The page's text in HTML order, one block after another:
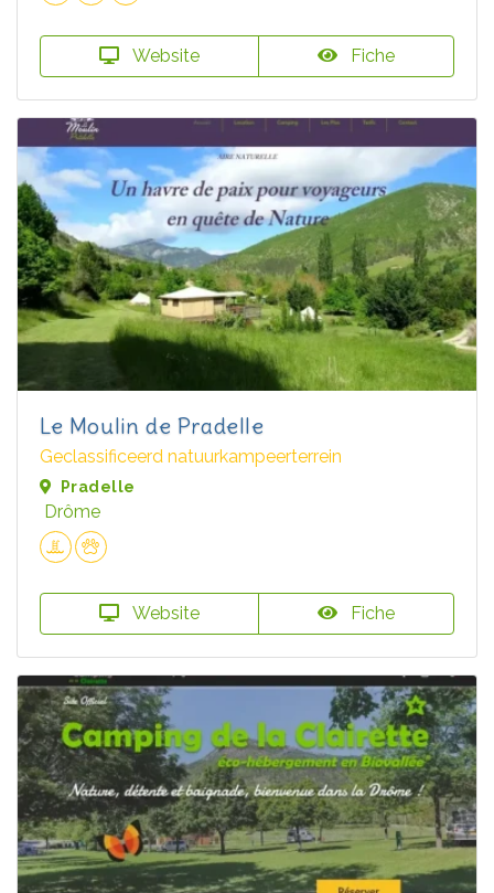
Website Fiche
Le Moulin de Pradelle
Geclassificeerd natuurkampeerterrein
Pradelle
Drôme
Website Fiche